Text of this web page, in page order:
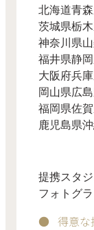
北海道青
茨城県栃
神奈川県
福井県静
大阪府兵
岡山県広
福岡県佐
鹿児島県
提携スタ
フォトグ
得意な